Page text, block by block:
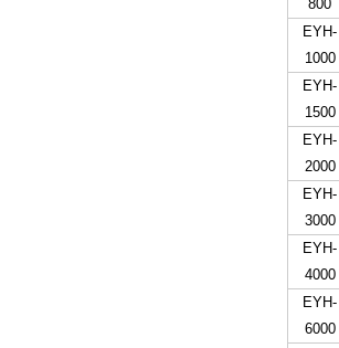
800
EYH-
1000
EYH-
1500
EYH-
2000
EYH-
3000
EYH-
4000
EYH-
6000